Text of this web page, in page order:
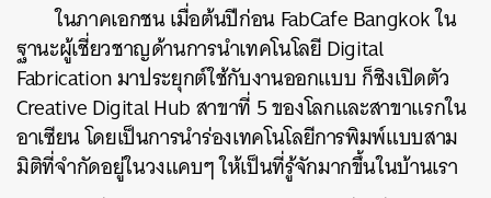
ในภาคเอกชน เมื่อต้นปีก่อน FabCafe Bangkok ใน
ฐานะผู้เชี่ยวชาญด้านการนำเทคโนโลยี Digital
Fabrication มาประยุกต์ใช้กับงานออกแบบ ก็ชิงเปิดตัว
Creative Digital Hub สาขาที่ 5 ของโลกและสาขาแรกใน
อาเซียน โดยเป็นการนำร่องเทคโนโลยีการพิมพ์แบบสาม
มิติที่จำกัดอยู่ในวงแคบๆ ให้เป็นที่รู้จักมากขึ้นในบ้านเรา